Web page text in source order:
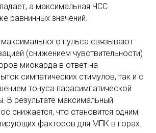
а максимальная ЧСС
равнинных значений.
пульса связывают
(снижением чувствительности)
миокарда в ответ на
симпатических стимулов, так и с
тонуса парасимпатической
В результате максимальный
снижается, что становится одним
факторов для МПК в горах.